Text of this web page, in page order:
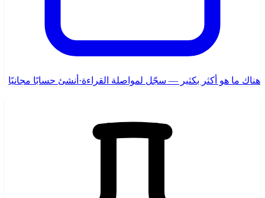
هناك ما هو أكثر بكثير — سجّل لمواصلة القراءة· أنشئ حسابًا مجانيًا